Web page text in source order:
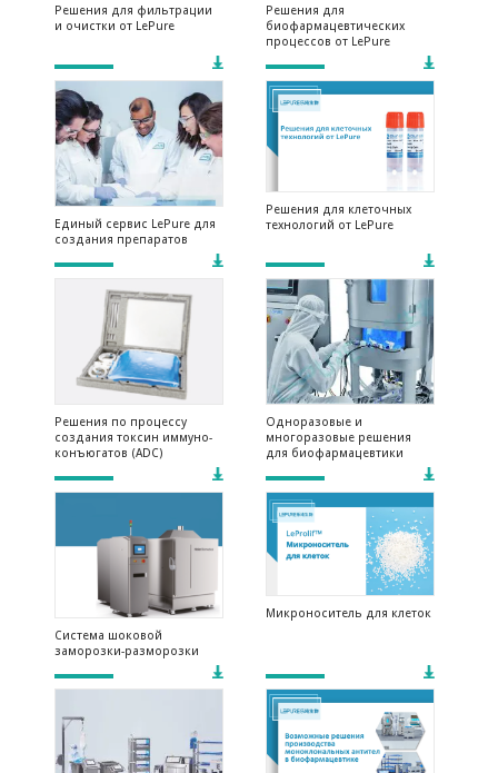
Решения для фильтрации
и очистки от LePure
Решения для
биофармацевтических
процессов от LePure
Единый сервис LePure для
создания препаратов
Решения для клеточных
технологий от LePure
Решения по процессу
создания токсин иммуно-
конъюгатов (ADC)
Одноразовые и
многоразовые решения
для биофармацевтики
Система шоковой
заморозки-разморозки
Микроноситель для клеток